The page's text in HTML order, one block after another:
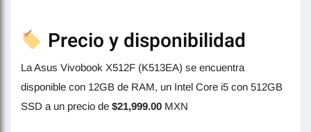
Precio y disponibilidad
La Asus Vivobook X512F (K513EA) se encuentra
disponible con 12GB de RAM, un Intel Core i5 con 512GB
SSD a un precio de $21,999.00 MXN